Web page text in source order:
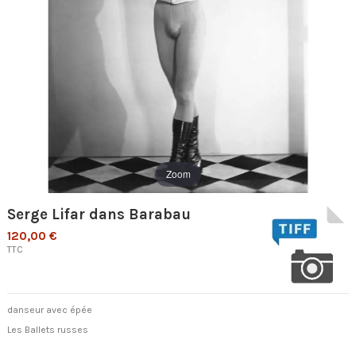
Zoom
Serge Lifar dans Barabau
120,00 €
TTC
danseur avec épée
Les Ballets russes